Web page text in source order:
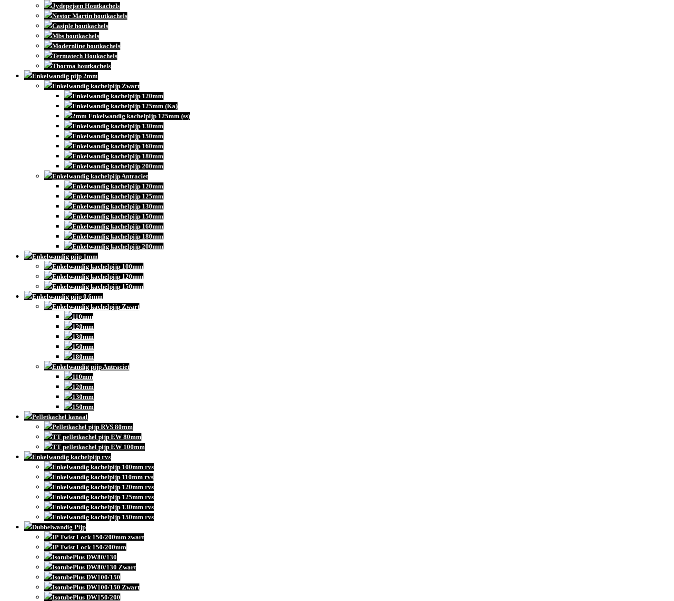
Jydepejsen Houtkachels
Nestor Martin houtkachels
Casiple houtkachels
Mbs houtkachels
Modernline houtkachels
Termatech Houkachels
Thorma houtkachels
Enkelwandig pijp 2mm
Enkelwandig kachelpijp Zwart
Enkelwandig kachelpijp 120mm
Enkelwandig kachelpijp 125mm (Ka)
2mm Enkelwandig kachelpijp 125mm (ss)
Enkelwandig kachelpijp 130mm
Enkelwandig kachelpijp 150mm
Enkelwandig kachelpijp 160mm
Enkelwandig kachelpijp 180mm
Enkelwandig kachelpijp 200mm
Enkelwandig kachelpijp Antraciet
Enkelwandig kachelpijp 120mm
Enkelwandig kachelpijp 125mm
Enkelwandig kachelpijp 130mm
Enkelwandig kachelpijp 150mm
Enkelwandig kachelpijp 160mm
Enkelwandig kachelpijp 180mm
Enkelwandig kachelpijp 200mm
Enkelwandig pijp 1mm
Enkelwandig kachelpijp 100mm
Enkelwandig kachelpijp 120mm
Enkelwandig kachelpijp 150mm
Enkelwandig pijp 0.6mm
Enkelwandig kachelpijp Zwart
110mm
120mm
130mm
150mm
180mm
Enkelwandig pijp Antraciet
110mm
120mm
130mm
150mm
Pelletkachel kanaal
Pelletkachel pijp RVS 80mm
TT pelletkachel pijp EW 80mm
TT pelletkachel pijp EW 100mm
Enkelwandig kachelpijp rvs
Enkelwandig kachelpijp 100mm rvs
Enkelwandig kachelpijp 110mm rvs
Enkelwandig kachelpijp 120mm rvs
Enkelwandig kachelpijp 125mm rvs
Enkelwandig kachelpijp 130mm rvs
Enkelwandig kachelpijp 150mm rvs
Dubbelwandig Pijp
IP Twist Lock 150/200mm zwart
IP Twist Lock 150/200mm
IsotubePlus DW80/130
IsotubePlus DW80/130 Zwart
IsotubePlus DW100/150
IsotubePlus DW100/150 Zwart
IsotubePlus DW150/200